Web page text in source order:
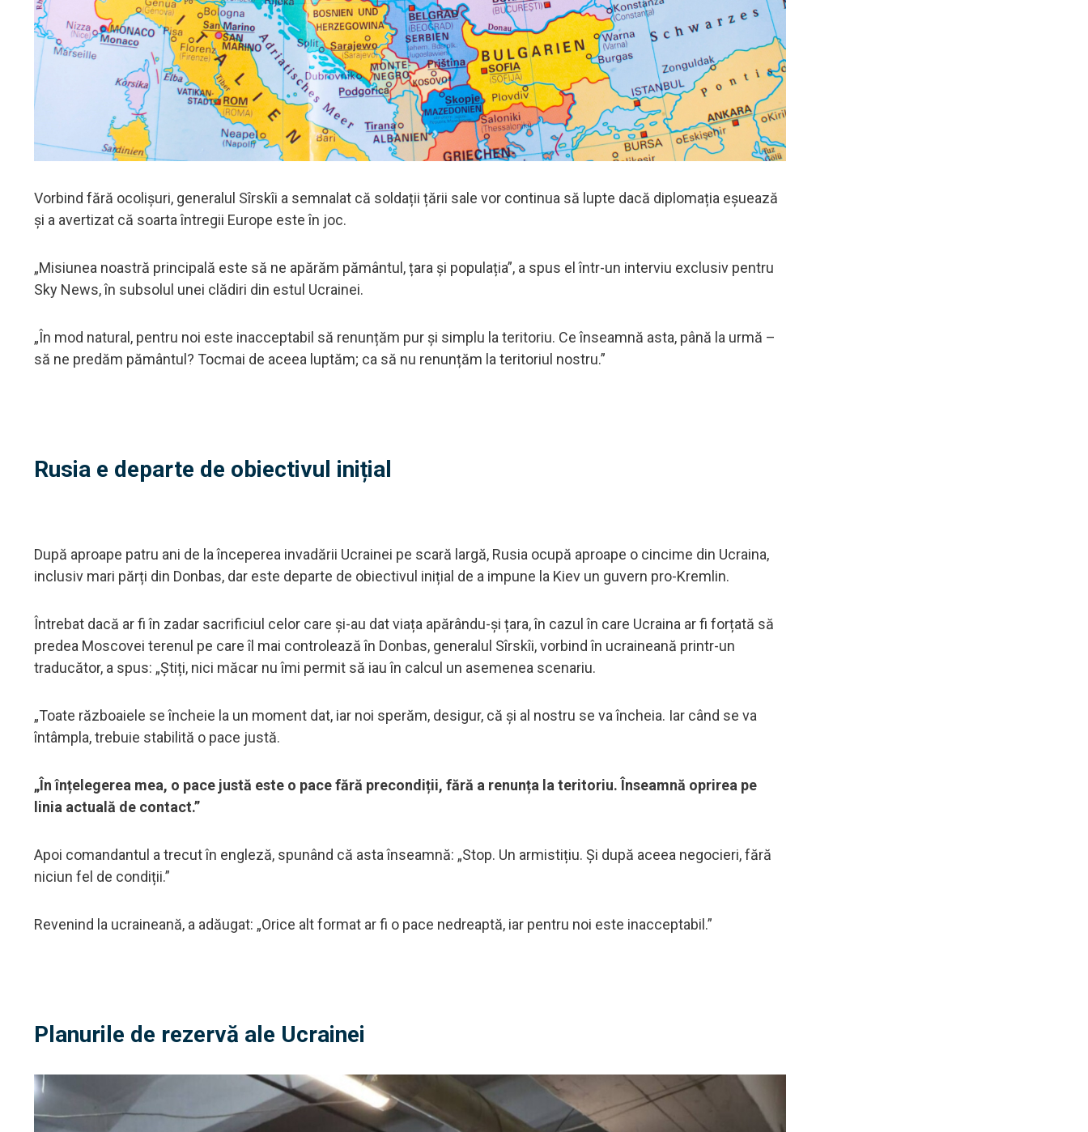
Vorbind fără ocolișuri, generalul Sîrskîi a semnalat că soldații țării sale vor continua să lupte dacă diplomația eșuează
și a avertizat că soarta întregii Europe este în joc.
„Misiunea noastră principală este să ne apărăm pământul, țara și populația”, a spus el într-un interviu exclusiv pentru
Sky News, în subsolul unei clădiri din estul Ucrainei.
„În mod natural, pentru noi este inacceptabil să renunțăm pur și simplu la teritoriu. Ce înseamnă asta, până la urmă –
să ne predăm pământul? Tocmai de aceea luptăm; ca să nu renunțăm la teritoriul nostru.”
Rusia e departe de obiectivul inițial
După aproape patru ani de la începerea invadării Ucrainei pe scară largă, Rusia ocupă aproape o cincime din Ucraina,
inclusiv mari părți din Donbas, dar este departe de obiectivul inițial de a impune la Kiev un guvern pro-Kremlin.
Întrebat dacă ar fi în zadar sacrificiul celor care și-au dat viața apărându-și țara, în cazul în care Ucraina ar fi forțată să
predea Moscovei terenul pe care îl mai controlează în Donbas, generalul Sîrskîi, vorbind în ucraineană printr-un
traducător, a spus: „Știți, nici măcar nu îmi permit să iau în calcul un asemenea scenariu.
„Toate războaiele se încheie la un moment dat, iar noi sperăm, desigur, că și al nostru se va încheia. Iar când se va
întâmpla, trebuie stabilită o pace justă.
„În înțelegerea mea, o pace justă este o pace fără precondiții, fără a renunța la teritoriu. Înseamnă oprirea pe
linia actuală de contact.”
Apoi comandantul a trecut în engleză, spunând că asta înseamnă: „Stop. Un armistițiu. Și după aceea negocieri, fără
niciun fel de condiții.”
Revenind la ucraineană, a adăugat: „Orice alt format ar fi o pace nedreaptă, iar pentru noi este inacceptabil.”
Planurile de rezervă ale Ucrainei